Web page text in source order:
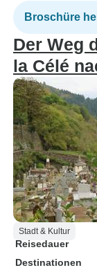
Broschüre
Der Weg
la Célé
Stadt & Kultur
Reisedauer
Destinationen